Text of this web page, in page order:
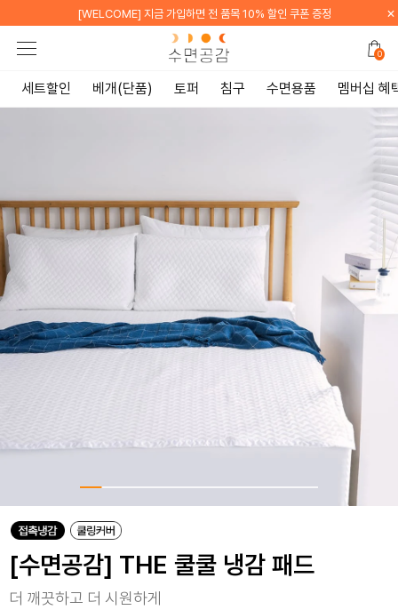
[WELCOME] 지금 가입하면 전 품목 10% 할인 쿠폰 증정 ×
0
세트할인 베개(단품) 토퍼 침구 수면용품 멤버십 혜
[수면공감] THE 쿨쿨 냉감 패드
더 깨끗하고 더 시원하게